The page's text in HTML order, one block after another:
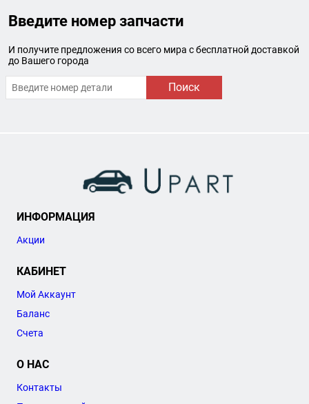
Введите номер запчасти
И получите предложения со всего мира с бесплатной доставкой
до Вашего города
Поиск
ИНФОРМАЦИЯ
Акции
КАБИНЕТ
Мой Аккаунт
Баланс
Счета
О НАС
Контакты